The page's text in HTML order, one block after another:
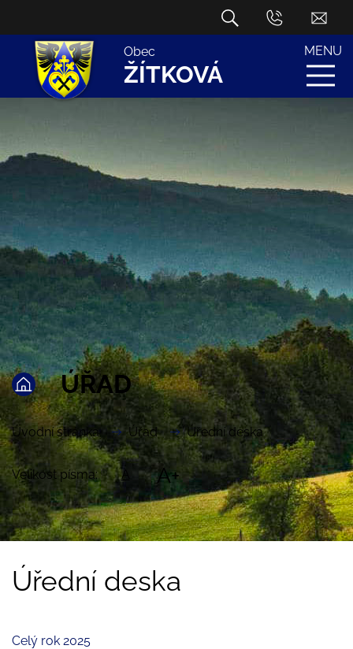
Obec
ŽÍTKOVÁ
MENU
ÚŘAD
Úvodní stránka Úřad Úřední deska
Velikost písma: A A+
Úřední deska
Celý rok 2025